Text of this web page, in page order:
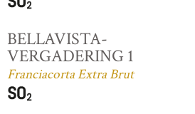
BELLAVISTA-
VERGADERING 1
Franciacorta Extra Brut